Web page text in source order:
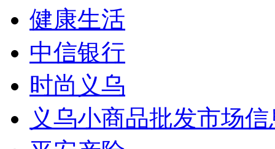
健康生活
中信银行
时尚义乌
义乌小商品批发市场